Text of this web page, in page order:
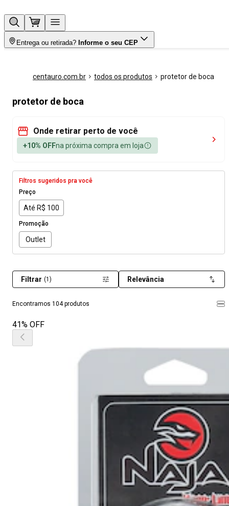
Entrega ou retirada? Informe o seu CEP
centauro.com.br todos os produtos protetor de boca
protetor de boca
Onde retirar perto de você
+10% OFFna próxima compra em loja
Filtros sugeridos pra você
Preço
Até R$ 100
Promoção
Outlet
Encontramos 104 produtos
Filtrar (1) Relevância
41% OFF